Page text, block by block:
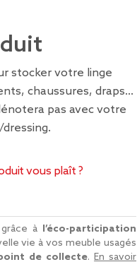
stocker votre linge
chaussures, draps...
pas avec votre
vous plaît ?
à l’éco-participation
vie à vos meuble usagés
de collecte.En savoir